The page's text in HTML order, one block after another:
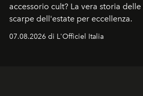
accessorio cult? La vera storia
scarpe dell'estate per eccellenza.
07.08.2026 di L'Officiel Italia